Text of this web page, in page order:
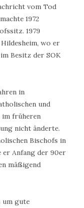
vom Tod
1972
1979
wo er
Besitz der SOK
in
und
im früheren
nicht änderte.
Bischofs in
er Anfang der 90er
mäßigend
um gute